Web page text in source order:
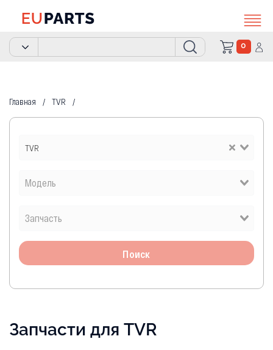
0
Главная TVR
TVR
Поиск
Запчасти для TVR